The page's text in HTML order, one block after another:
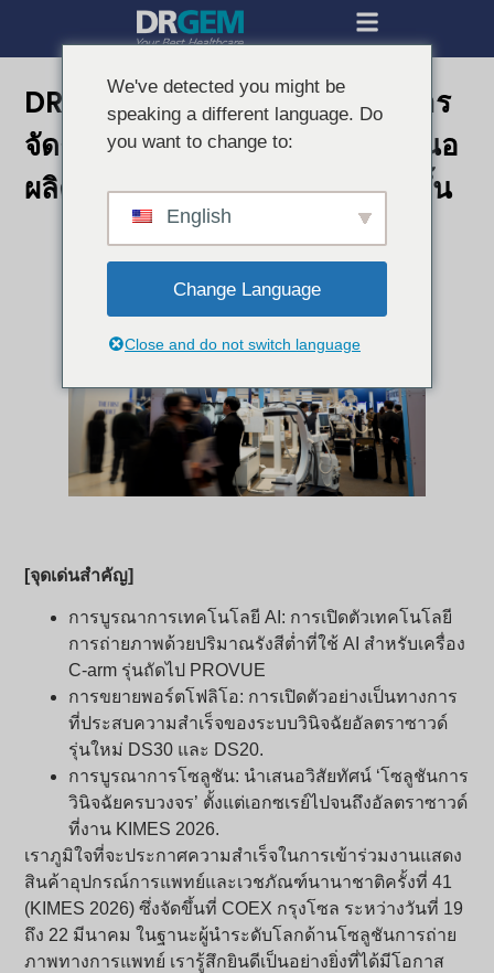
DRGEM ประสบความสำเร็จในการ
จัดงาน KIMES 2026 พร้อมนำเสนอ
ผลิตภัณฑ์วินิจฉัยที่ขยายตัวมากขึ้น
[จุดเด่นสำคัญ]
การบูรณาการเทคโนโลยี AI: การเปิดตัวเทคโนโลยี
การถ่ายภาพด้วยปริมาณรังสีต่ำที่ใช้ AI สำหรับเครื่อง
C-arm รุ่นถัดไป PROVUE
การขยายพอร์ตโฟลิโอ: การเปิดตัวอย่างเป็นทางการ
ที่ประสบความสำเร็จของระบบวินิจฉัยอัลตราซาวด์
รุ่นใหม่ DS30 และ DS20.
การบูรณาการโซลูชัน: นำเสนอวิสัยทัศน์ ‘โซลูชันการ
วินิจฉัยครบวงจร’ ตั้งแต่เอกซเรย์ไปจนถึงอัลตราซาวด์
ที่งาน KIMES 2026.
เราภูมิใจที่จะประกาศความสำเร็จในการเข้าร่วมงานแสดง
สินค้าอุปกรณ์การแพทย์และเวชภัณฑ์นานาชาติครั้งที่ 41
(KIMES 2026) ซึ่งจัดขึ้นที่ COEX กรุงโซล ระหว่างวันที่ 19
ถึง 22 มีนาคม ในฐานะผู้นำระดับโลกด้านโซลูชันการถ่าย
ภาพทางการแพทย์ เรารู้สึกยินดีเป็นอย่างยิ่งที่ได้มีโอกาส
We've detected you might be
speaking a different language. Do
you want to change to:
English
Change Language
Close and do not switch language